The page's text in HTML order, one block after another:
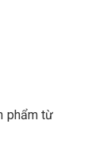
phẩm từ